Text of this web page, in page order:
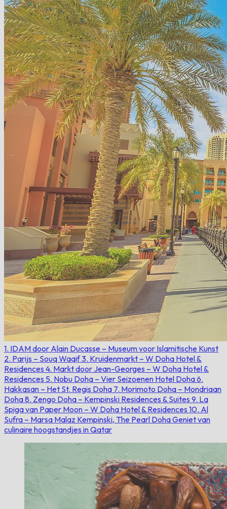
1. IDAM door Alain Ducasse – Museum voor Islamitische Kunst
2. Parijs – Souq Waqif3. Kruidenmarkt – W Doha Hotel &
Residences 4. Markt door Jean-Georges – W Doha Hotel &
Residences 5. Nobu Doha – Vier Seizoenen Hotel Doha6.
Hakkasan – Het St. Regis Doha 7. Morimoto Doha – Mondriaan
Doha8. Zengo Doha – Kempinski Residences & Suites 9. La
Spiga van Paper Moon – W Doha Hotel & Residences 10. Al
Sufra – Marsa Malaz Kempinski, The Pearl DohaGeniet van
culinaire hoogstandjes in Qatar